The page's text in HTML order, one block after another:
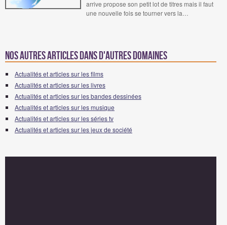
arrive propose son petit lot de titres mais il faut
une nouvelle fois se tourner vers la…
Nos autres articles dans d'autres domaines
Actualités et articles sur les films
Actualités et articles sur les livres
Actualités et articles sur les bandes dessinées
Actualités et articles sur les musique
Actualités et articles sur les séries tv
Actualités et articles sur les jeux de société